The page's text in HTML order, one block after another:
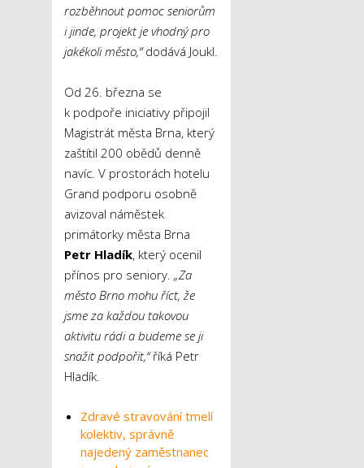
rozběhnout pomoc seniorům
i jinde, projekt je vhodný pro
jakékoli město,“dodává Joukl.
Od 26. března se
k podpoře iniciativy připojil
Magistrát města Brna, který
zaštítil 200 obědů denně
navíc. V prostorách hotelu
Grand podporu osobně
avizoval náměstek
primátorky města Brna
Petr Hladík, který ocenil
přínos pro seniory. „Za
město Brno mohu říct, že
jsme za každou takovou
aktivitu rádi a budeme se ji
snažit podpořit,“říká Petr
Hladík.
Zdravé stravování tmelí
kolektiv, správně
najedený zaměstnanec